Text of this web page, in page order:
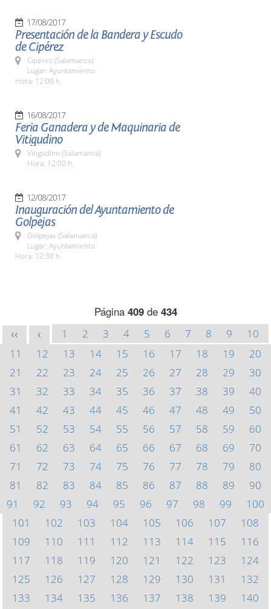
17/08/2017
Presentación de la Bandera y Escudo
de Cipérez
Cipérez (Salamanca)
Lugar: Ayuntamiento
Hora: 12:00 h.
16/08/2017
Feria Ganadera y de Maquinaria de
Vitigudino
Vitigudino (Salamanca)
Hora: 12:00 h.
12/08/2017
Inauguración del Ayuntamiento de
Golpejas
Golpejas (Salamanca)
Lugar: Ayuntamiento
Hora: 12:30 h.
Página 409de 434
<< < 1 2 3 4 5 6 7 8 9
10
11
12 13 14 15 16 17 18 19
20
21
22 23 24 25 26 27 28 29
30
31
32 33 34 35 36 37 38 39
40
41
42 43 44 45 46 47 48 49
50
51
52 53 54 55 56 57 58 59
60
61
62 63 64 65 66 67 68 69
70
71
72 73 74 75 76 77 78 79
80
81
82 83 84 85 86 87 88 89
90
91
92 93 94 95 96 97 98 99
100
101
102 103 104 105 106 107
108
109
110 111 112 113 114 115
116
117
118 119 120 121 122 123
124
125
126 127 128 129 130 131
132
133
134 135 136 137 138 139
140